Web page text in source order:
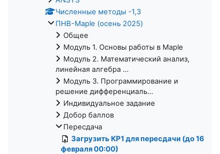
Численные методы -1,3
ПНВ-Maple (осень 2025)
Общее
Модуль 1. Основы работы в Maple
Модуль 2. Математический анализ,
линейная алгебра ...
Модуль 3. Программирование и
решение дифференциаль...
Индивидуальное задание
Добор баллов
Пересдача
Загрузить КР1 для пересдачи (до 16
февраля 00:00)